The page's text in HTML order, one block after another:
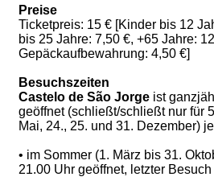
Preise
Ticketpreis: 15 € [Kinder bis 12
bis 25 Jahre: 7,50 €, +65 Jahre:
Gepäckaufbewahrung: 4,50 €]
Besuchszeiten
Castelo de São Jorge ist
geöffnet (schließt/schließt nur für
Mai, 24., 25. und 31. Dezember)
• im Sommer (1. März bis 31.
21.00 Uhr geöffnet, letzter